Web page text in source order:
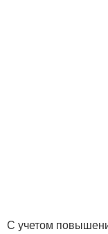
С учетом